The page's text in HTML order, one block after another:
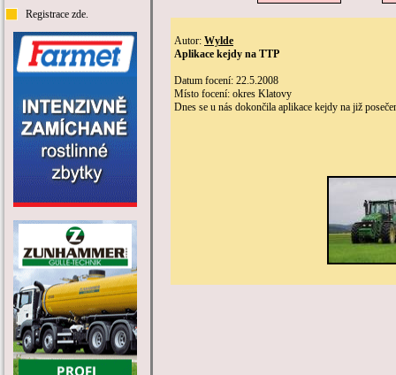
Registrace zde.
Autor: Wylde
Aplikace kejdy na TTP
Datum focení: 22.5.2008
Místo focení: okres Klatovy
Dnes se u nás dokončila aplikace kejdy na již